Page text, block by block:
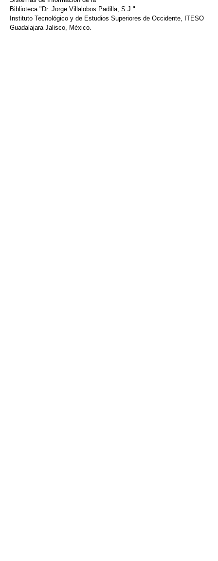
Biblioteca "Dr. Jorge Villalobos Padilla, S.J."
Instituto Tecnológico y de Estudios Superiores de Occidente, ITESO
Guadalajara Jalisco, México.